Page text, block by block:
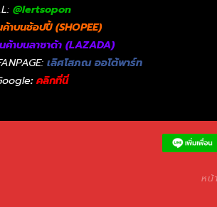
@lertsopon
ค้าบนช้อปปี้ (SHOPEE)
ค้าบนลาซาด้า (LAZADA)
เลิศโสภณ ออโต้พาร์ท
: คลิกที่นี่
หน้